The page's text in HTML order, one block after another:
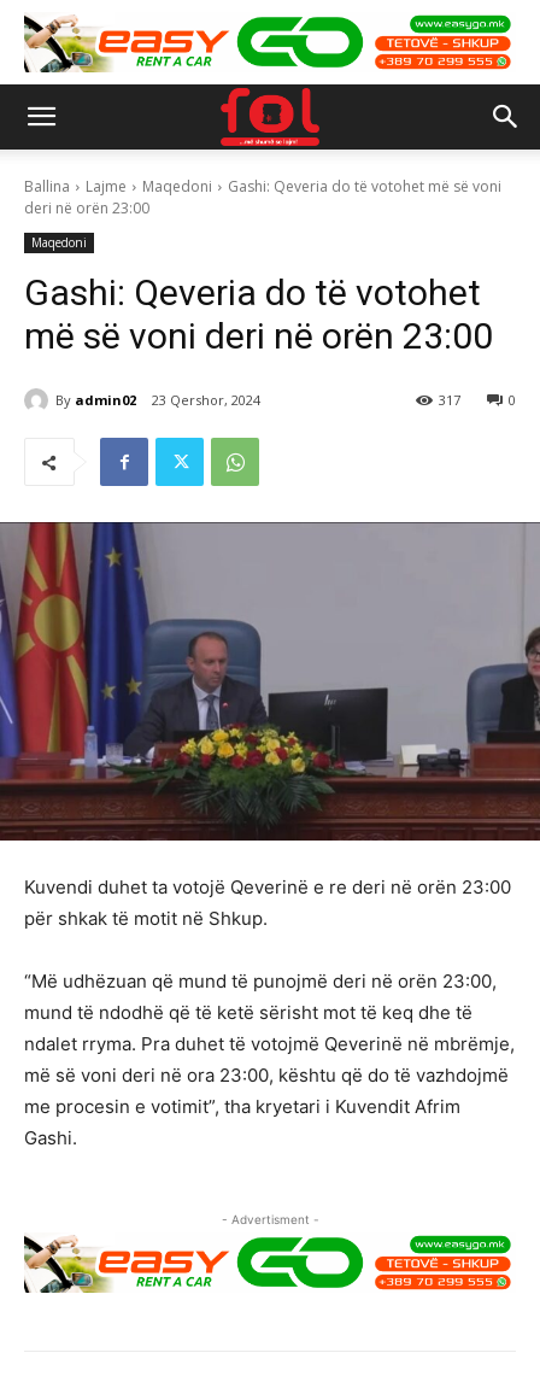
Ballina Lajme Maqedoni
Gashi: Qeveria do të votohet më së voni
deri në orën 23:00
Maqedoni
Gashi: Qeveria do të votohet
më së voni deri në orën 23:00
By admin02 23 Qershor, 2024 0
317
Kuvendi duhet ta votojë Qeverinë e re deri në orën 23:00
për shkak të motit në Shkup.
“Më udhëzuan që mund të punojmë deri në orën 23:00,
mund të ndodhë që të ketë sërisht mot të keq dhe të
ndalet rryma. Pra duhet të votojmë Qeverinë në mbrëmje,
më së voni deri në ora 23:00, kështu që do të vazhdojmë
me procesin e votimit”, tha kryetari i Kuvendit Afrim
Gashi.
- Advertisment -